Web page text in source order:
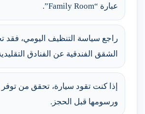
عبارة “Family Room”.
راجع سياسة التنظيف اليومي، فقد
الشقق الفندقية عن الفنادق
إذا كنت تقود سيارة، تحقق من
ورسومها قبل الحجز.